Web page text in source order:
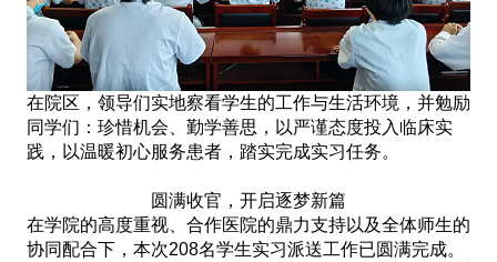
在院区，领导们实地察看学生的工作与生活环境，并勉励
同学们：珍惜机会、勤学善思，以严谨态度投入临床实
践，以温暖初心服务患者，踏实完成实习任务。
圆满收官，开启逐梦新篇
在学院的高度重视、合作医院的鼎力支持以及全体师生的
协同配合下，本次208名学生实习派送工作已圆满完成。